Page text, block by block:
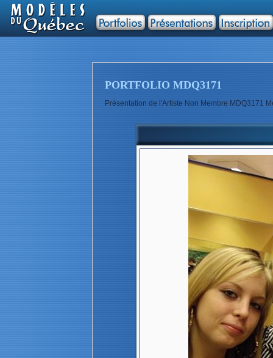
PORTFOLIO MDQ3171
Présentation de l'Artiste Non Membre MDQ3171